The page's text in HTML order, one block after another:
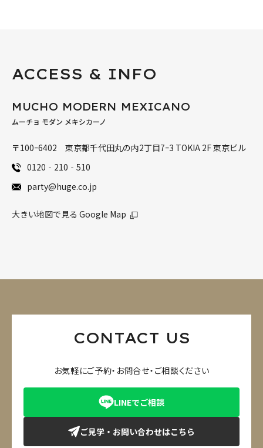
ACCESS & INFO
MUCHO MODERN MEXICANO
ムーチョ モダン メキシカーノ
〒100ｰ6402 東京都千代田丸の内2丁目7ｰ3 TOKIA 2F 東京ビル
0120‐210‐510
party@huge.co.jp
大きい地図で見る Google Map
CONTACT US
お気軽にご予約・お問合せ・ご相談ください
LINEでご相談
ご見学・お問い合わせはこちら